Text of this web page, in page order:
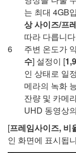
는 최대 4GB
상 사이즈/프
따라 다릅니
주변 온도가
수] 설정이 [
인 상태로 일
메라의 녹화
잔량 및 카메
UHD 동영상
[프레임사이즈, 비
인 화면에 표시됩